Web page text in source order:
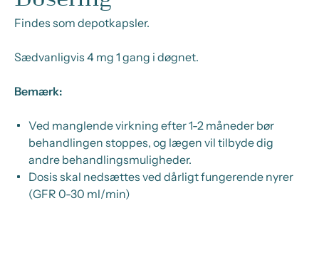
Findes som depotkapsler.
Sædvanligvis 4 mg 1 gang i døgnet.
Bemærk:
Ved manglende virkning efter 1-2 måneder bør
behandlingen stoppes, og lægen vil tilbyde dig
andre behandlingsmuligheder.
Dosis skal nedsættes ved dårligt fungerende nyrer
(GFR 0-30 ml/min)